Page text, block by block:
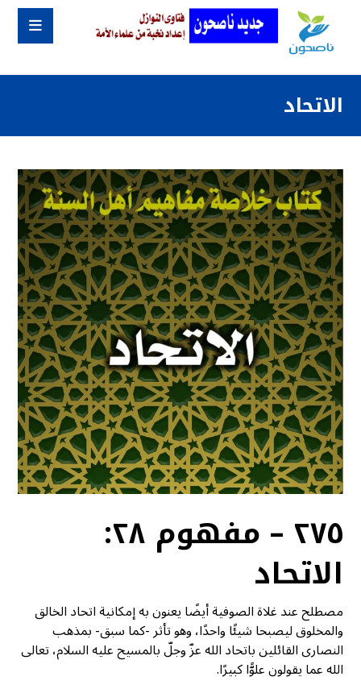
الاتحاد
٢٧٥ – مفهوم ٢٨:
الاتحاد
مصطلح عند غلاة الصوفية أيضًا يعنون به إمكانية اتحاد الخالق
والمخلوق ليصبحا شيئًا واحدًا، وهو تأثر -كما سبق- بمذهب
النصارى القائلين باتحاد الله عزّ وجلّ بالمسيح عليه السلام، تعالى
الله عما يقولون علوًّا كبيرًا.